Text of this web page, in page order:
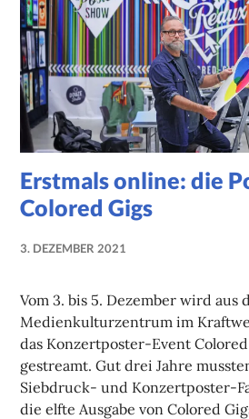
Erstmals online: die
Colored Gigs
3. DEZEMBER 2021
Vom 3. bis 5. Dezember wird aus
Medienkulturzentrum im
das Konzertposter-Event
gestreamt. Gut drei Jahre
Siebdruck- und Konzertposter-
die elfte Ausgabe von Colored